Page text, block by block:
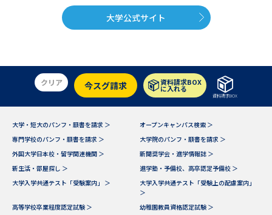
ユーザーサポート
資料の料金の
お支払いについて
受付内容・発送状況の確認
テレメール
テレメール進学カタログ
訂正のご案内
大学公式サイト
クリア 今スグ請求 資料請求BOX
に入れる
資料請求BOX
大学・短大のパンフ・願書を請求 ＞
オープンキャンパス検索 ＞
専門学校のパンフ・願書を請求 ＞
大学院のパンフ・願書を請求 ＞
外国大学日本校・留学関連機関 ＞
新聞奨学会・進学情報誌 ＞
新生活・部屋探し ＞
進学塾・予備校、高卒認定予備校 ＞
大学入学共通テスト「受験案内」 ＞
大学入学共通テスト「受験上の配慮案内」
＞
高等学校卒業程度認定試験 ＞
幼稚園教員資格認定試験 ＞